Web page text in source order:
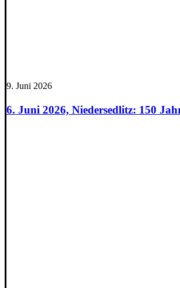
9. Juni 2026
6. Juni 2026, Niedersedlitz: 150